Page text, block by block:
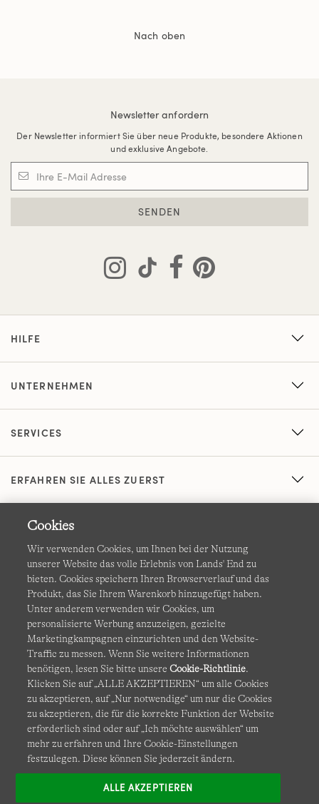
Nach oben
Newsletter anfordern
Der Newsletter informiert Sie über neue Produkte, besondere Aktionen
und exklusive Angebote.
SENDEN
HILFE
UNTERNEHMEN
SERVICES
ERFAHREN SIE ALLES ZUERST
AGB Datenschutz & Sicherheit
Cookies Ich möchte auswählen Barrierefreiheit
Site Map Internationale Websites
Diese Website ist durch reCAPTCHA geschützt. Es gelten die
Datenschutzerklärung undNutzungsbedingungenvon
Google.
Cookies
Wir verwenden Cookies, um Ihnen bei der Nutzung
unserer Website das volle Erlebnis von Lands' End zu
bieten. Cookies speichern Ihren Browserverlauf und das
Produkt, das Sie Ihrem Warenkorb hinzugefügt haben.
Unter anderem verwenden wir Cookies, um
personalisierte Werbung anzuzeigen, gezielte
Marketingkampagnen einzurichten und den Website-
Traffic zu messen. Wenn Sie weitere Informationen
benötigen, lesen Sie bitte unsereCookie-Richtlinie.
Klicken Sie auf „ALLE AKZEPTIEREN“ um alle Cookies
zu akzeptieren, auf „Nur notwendige“ um nur die Cookies
zu akzeptieren, die für die korrekte Funktion der Website
erforderlich sind oder auf „Ich möchte auswählen“ um
mehr zu erfahren und Ihre Cookie-Einstellungen
festzulegen. Diese können Sie jederzeit ändern.
ALLE AKZEPTIEREN